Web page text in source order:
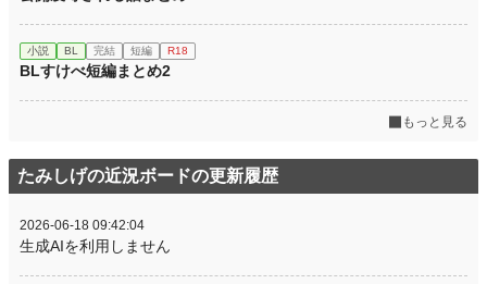
小説 BL 完結 短編 R18
BLすけべ短編まとめ2
もっと見る
たみしげの近況ボードの更新履歴
2026-06-18 09:42:04
生成AIを利用しません